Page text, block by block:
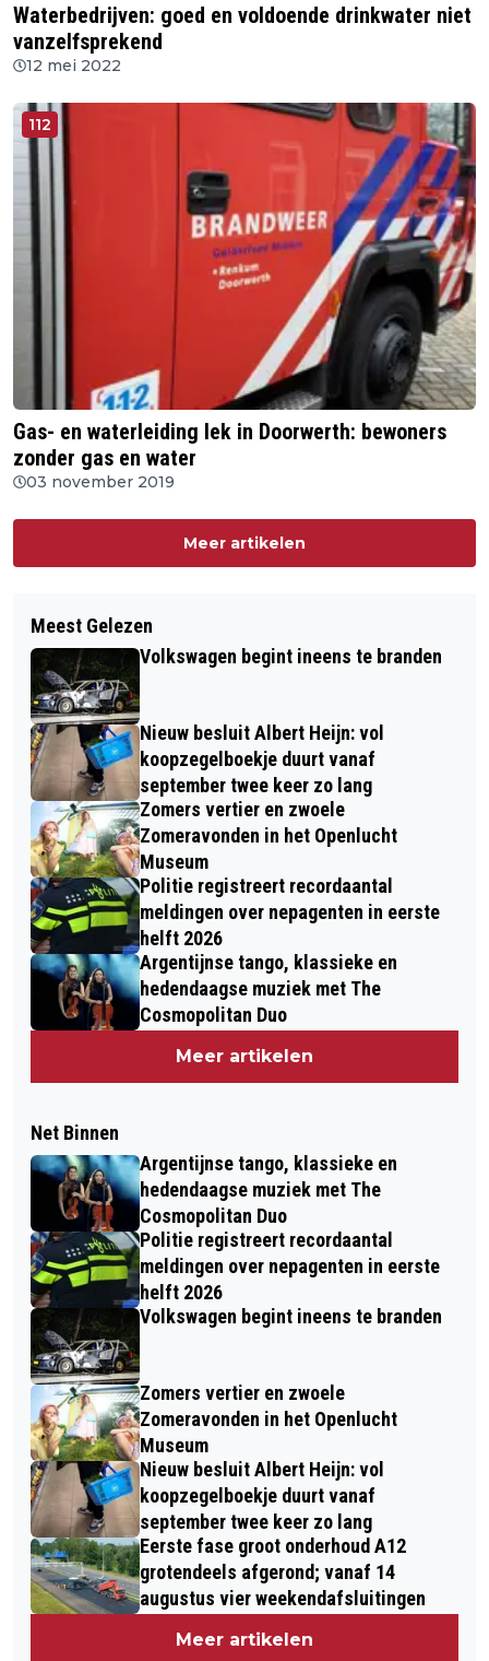
Waterbedrijven: goed en voldoende drinkwater niet
vanzelfsprekend
12 mei 2022
112
Gas- en waterleiding lek in Doorwerth: bewoners
zonder gas en water
03 november 2019
Meer artikelen
Meest Gelezen
Volkswagen begint ineens te branden
Nieuw besluit Albert Heijn: vol
koopzegelboekje duurt vanaf
september twee keer zo lang
Zomers vertier en zwoele
Zomeravonden in het Openlucht
Museum
Politie registreert recordaantal
meldingen over nepagenten in eerste
helft 2026
Argentijnse tango, klassieke en
hedendaagse muziek met The
Cosmopolitan Duo
Meer artikelen
Net Binnen
Argentijnse tango, klassieke en
hedendaagse muziek met The
Cosmopolitan Duo
Politie registreert recordaantal
meldingen over nepagenten in eerste
helft 2026
Volkswagen begint ineens te branden
Zomers vertier en zwoele
Zomeravonden in het Openlucht
Museum
Nieuw besluit Albert Heijn: vol
koopzegelboekje duurt vanaf
september twee keer zo lang
Eerste fase groot onderhoud A12
grotendeels afgerond; vanaf 14
augustus vier weekendafsluitingen
Meer artikelen